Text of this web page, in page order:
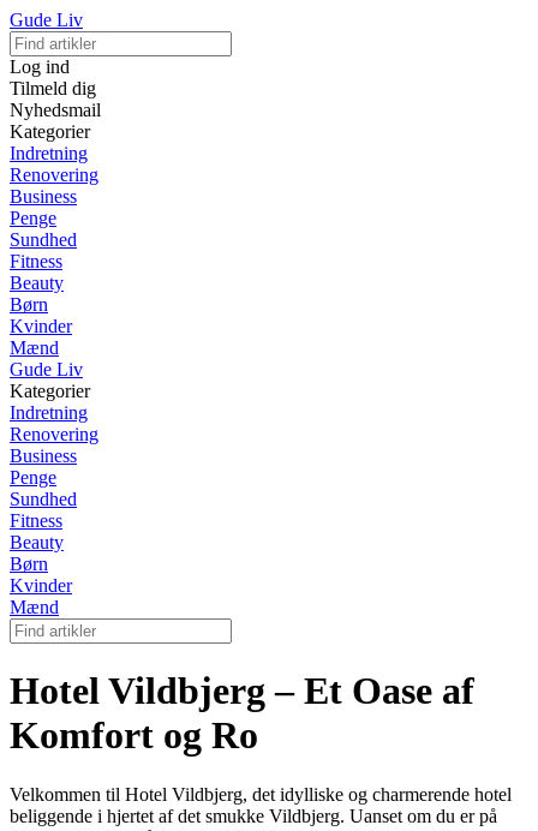
Gude Liv
Log ind
Tilmeld dig
Nyhedsmail
Kategorier
Indretning
Renovering
Business
Penge
Sundhed
Fitness
Beauty
Børn
Kvinder
Mænd
Gude Liv
Kategorier
Indretning
Renovering
Business
Penge
Sundhed
Fitness
Beauty
Børn
Kvinder
Mænd
Hotel Vildbjerg – Et Oase af
Komfort og Ro
Velkommen til Hotel Vildbjerg, det idylliske og charmerende hotel
beliggende i hjertet af det smukke Vildbjerg. Uanset om du er på